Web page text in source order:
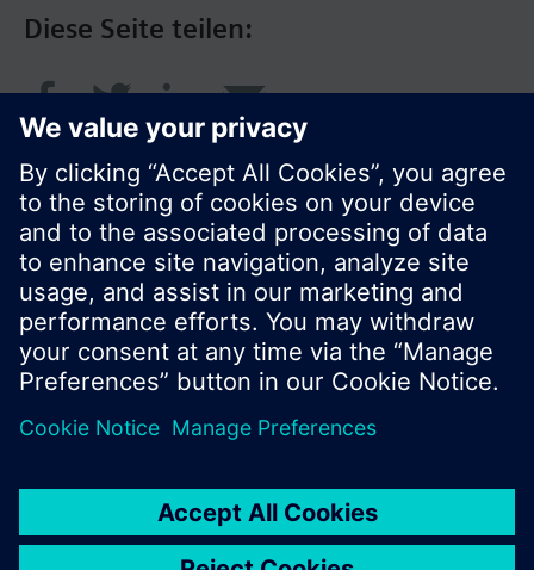
Diese Seite teilen:
© Siemens Schweiz AG 2016
Produktangebot und Preise können pro Land
Nutzungsbedingungen